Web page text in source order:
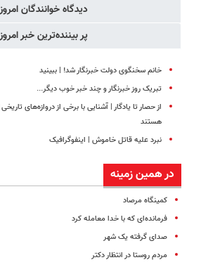
دیدگاه خوانندگان امروز
پر بیننده‌ترین خبر امروز
خانم سخنگوی دولت خبرنگار شد! | ببینید
تبریک روز خبرنگار و چند خبر خوب دیگر...
از حصار تا یادگار | آشنایی با برخی از دروازه‌های
هستند
نبرد علیه قاتل خاموش | اینفوگرافیک
در همین زمینه
کمینگاه مرصاد
فرمانده‌ای که با خدا معامله کرد
صدای‌ گرفته یک شهر
مردم روستا در انتظار دکتر